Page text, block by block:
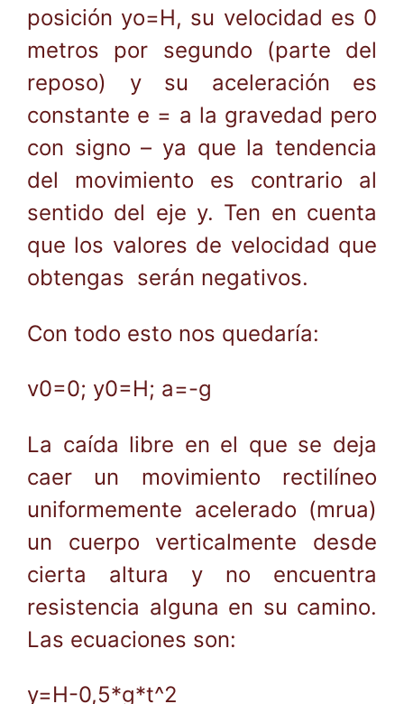
posición yo=H, su velocidad es 0
metros por segundo (parte del
reposo) y su aceleración es
constante e = a la gravedad pero
con signo – ya que la tendencia
del movimiento es contrario al
sentido del eje y. Ten en cuenta
que los valores de velocidad que
obtengas serán negativos.
Con todo esto nos quedaría:
v0=0; y0=H; a=-g
La caída libre en el que se deja
caer un movimiento rectilíneo
uniformemente acelerado (mrua)
un cuerpo verticalmente desde
cierta altura y no encuentra
resistencia alguna en su camino.
Las ecuaciones son:
y=H-0,5*g*t^2